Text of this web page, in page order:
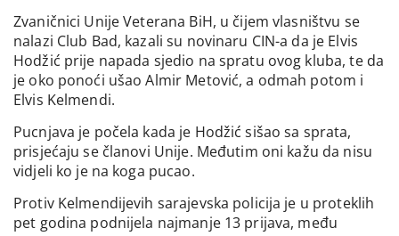
Zvaničnici Unije Veterana BiH, u čijem vlasništvu se
nalazi Club Bad, kazali su novinaru CIN-a da je Elvis
Hodžić prije napada sjedio na spratu ovog kluba, te da
je oko ponoći ušao Almir Metović, a odmah potom i
Elvis Kelmendi.
Pucnjava je počela kada je Hodžić sišao sa sprata,
prisjećaju se članovi Unije. Međutim oni kažu da nisu
vidjeli ko je na koga pucao.
Protiv Kelmendijevih sarajevska policija je u proteklih
pet godina podnijela najmanje 13 prijava, među